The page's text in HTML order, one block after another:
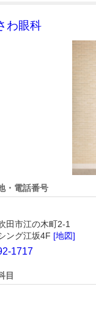
わ眼科
・電話番号
田市江の木町2-1
ング江坂4F [地図]
1717
目